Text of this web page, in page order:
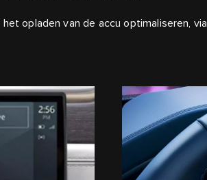
opladen van de accu optimaliseren, via